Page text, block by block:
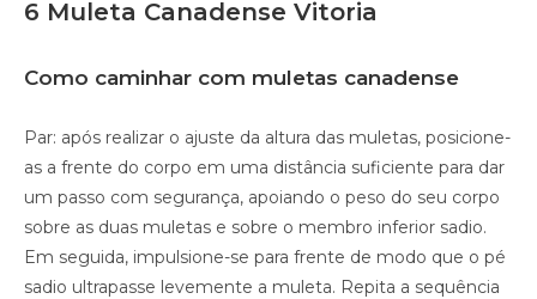
6 Muleta Canadense Vitoria
Como caminhar com muletas canadense
Par: após realizar o ajuste da altura das muletas, posicione-
as a frente do corpo em uma distância suficiente para dar
um passo com segurança, apoiando o peso do seu corpo
sobre as duas muletas e sobre o membro inferior sadio.
Em seguida, impulsione-se para frente de modo que o pé
sadio ultrapasse levemente a muleta. Repita a sequência